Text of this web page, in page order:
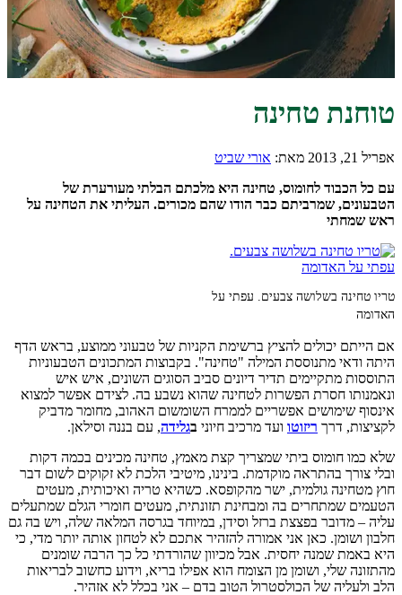
טוחנת טחינה
אפריל 21, 2013 מאת: אורי שביט
עם כל הכבוד לחומוס, טחינה היא מלכתם הבלתי מעורערת של
הטבעונים, שמרביתם כבר הודו שהם מכורים. העליתי את הטחינה על
ראש שמחתי
טריו טחינה בשלושה צבעים. עפתי על
האדומה
אם הייתם יכולים להציץ ברשימת הקניות של טבעוני ממוצע, בראש הדף
היתה ודאי מתנוססת המילה "טחינה". בקבוצות המתכונים הטבעוניות
התוססות מתקיימים תדיר דיונים סביב הסוגים השונים, איש איש
ונאמנותו חסרת הפשרות לטחינה שהוא נשבע בה. לצידם אפשר למצוא
אינסוף שימושים אפשריים לממרח השומשום האהוב, מחומר מדביק
לקציצות, דרך ריזוטו ועד מרכיב חיוני בגלידה, עם בננה וסילאן.
שלא כמו חומוס ביתי שמצריך קצת מאמץ, טחינה מכינים בכמה דקות
ובלי צורך בהתראה מוקדמת. בינינו, מיטיבי הלכת לא זקוקים לשום דבר
חוץ מטחינה גולמית, ישר מהקופסא. כשהיא טריה ואיכותית, מעטים
הטעמים שמתחרים בה ומבחינת תזונתית, מעטים חומרי הגלם שמתעלים
עליה – מדובר בפצצת ברזל וסידן, במיוחד בגרסה המלאה שלה, ויש בה גם
חלבון ושומן. כאן אני אמורה להזהיר אתכם לא לטחון אותה יותר מדי, כי
היא באמת שמנה יחסית. אבל מכיוון שהורדתי כל כך הרבה שומנים
מהתזונה שלי, ושומן מן הצומח הוא אפילו בריא, וידוע כחשוב לבריאות
הלב ולעליה של הכולסטרול הטוב בדם – אני בכלל לא אזהיר.